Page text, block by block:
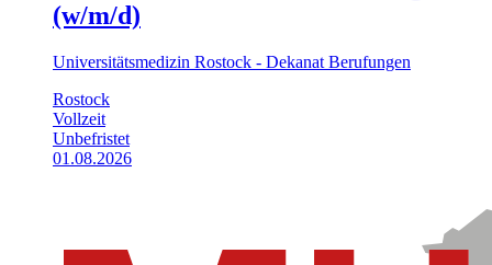
(w/m/d)
Universitätsmedizin Rostock - Dekanat Berufungen
Rostock
Vollzeit
Unbefristet
01.08.2026